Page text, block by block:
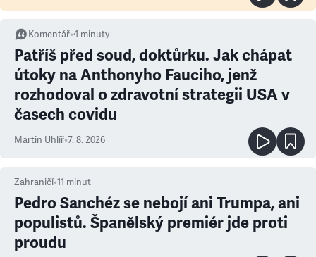
Komentář•4 minuty
Patříš před soud, doktůrku. Jak chápat
útoky na Anthonyho Fauciho, jenž
rozhodoval o zdravotní strategii USA v
časech covidu
Martin Uhlíř•7. 8. 2026
Zahraničí•11 minut
Pedro Sanchéz se nebojí ani Trumpa, ani
populistů. Španělský premiér jde proti
proudu